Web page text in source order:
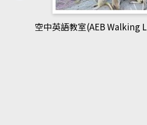
網管人(kono平台)